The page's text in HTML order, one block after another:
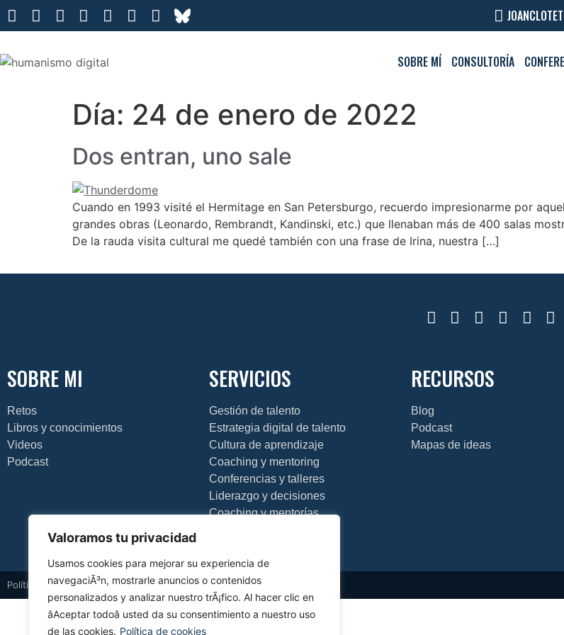
Valoramos tu privacidad
Usamos cookies para mejorar su experiencia de
navegaciÃ³n, mostrarle anuncios o contenidos
personalizados y analizar nuestro trÃ¡fico. Al hacer clic en
âAceptar todoâ usted da su consentimiento a nuestro uso
de las cookies. Política de cookies
SOBRE MÍ CONSULTORÍA
Día: 24 de enero de 2022
Dos entran, uno sale
Cuando en 1993 visité el Hermitage en San Petersburgo, recuerdo impresionarme por
grandes obras (Leonardo, Rembrandt, Kandinski, etc.) que llenaban más de 400 salas
De la rauda visita cultural me quedé también con una frase de Irina, nuestra […]
SOBRE MI
Retos
Libros y conocimientos
Videos
Podcast
SERVICIOS
Gestión de talento
Estrategia digital de talento
Cultura de aprendizaje
Coaching y mentoring
Conferencias y talleres
Liderazgo y decisiones
Coaching y mentorías
RECURSOS
Blog
Podcast
Mapas de ideas
Política de privacidad Política de cookiesAviso legalDiseño web